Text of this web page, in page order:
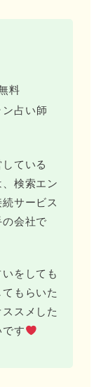
料
占い師
ている
、検索エン
サービス
会社で
いをしても
もらいた
スメした
す